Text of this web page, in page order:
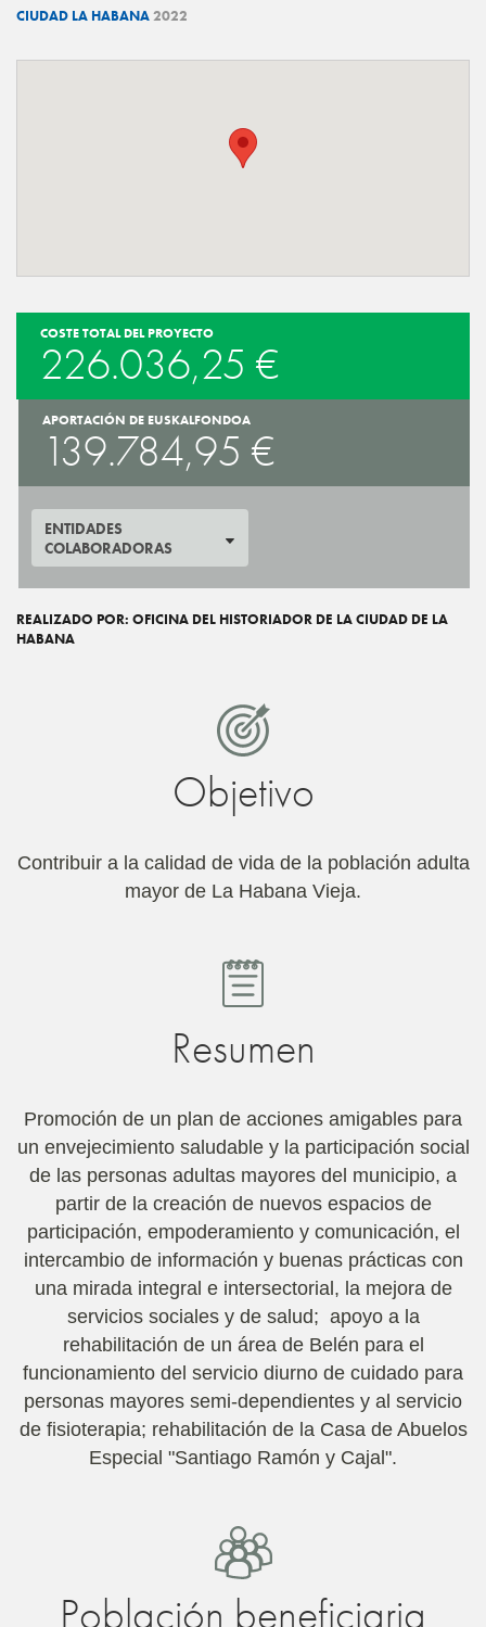
CIUDAD LA HABANA2022
COSTE TOTAL DEL PROYECTO
226.036,25 €
APORTACIÓN DE EUSKALFONDOA
139.784,95 €
ENTIDADES
COLABORADORAS
REALIZADO POR: OFICINA DEL HISTORIADOR DE LA CIUDAD DE LA
HABANA
Objetivo
Contribuir a la calidad de vida de la población adulta
mayor de La Habana Vieja.
Resumen
Promoción de un plan de acciones amigables para
un envejecimiento saludable y la participación social
de las personas adultas mayores del municipio, a
partir de la creación de nuevos espacios de
participación, empoderamiento y comunicación, el
intercambio de información y buenas prácticas con
una mirada integral e intersectorial, la mejora de
servicios sociales y de salud; apoyo a la
rehabilitación de un área de Belén para el
funcionamiento del servicio diurno de cuidado para
personas mayores semi-dependientes y al servicio
de fisioterapia; rehabilitación de la Casa de Abuelos
Especial "Santiago Ramón y Cajal".
Población beneficiaria